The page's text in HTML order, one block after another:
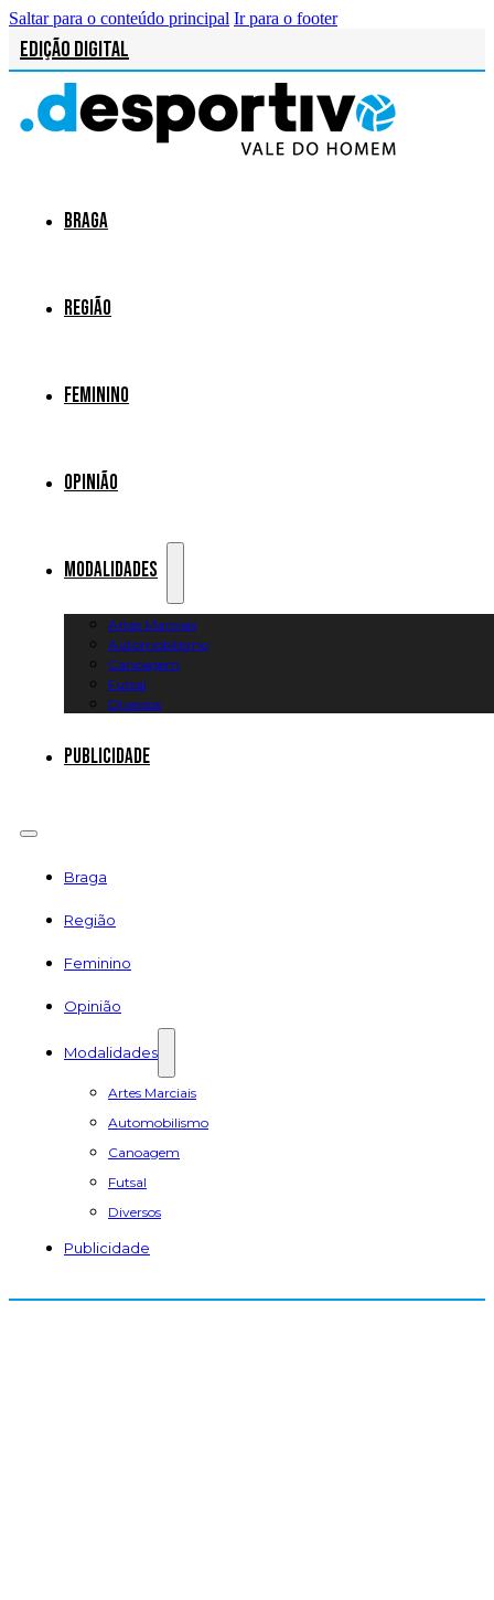
Saltar para o conteúdo principal Ir para o footer
Edição Digital
Braga
Região
Feminino
Opinião
Modalidades
Artes Marciais
Automobilismo
Canoagem
Futsal
Diversos
Publicidade
Braga
Região
Feminino
Opinião
Modalidades
Artes Marciais
Automobilismo
Canoagem
Futsal
Diversos
Publicidade